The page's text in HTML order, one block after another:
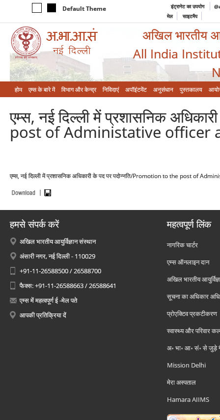
Default Theme इंट्रानेट का उपयोग
मेल
साइटमैप
अखिल भारतीय
All India
होम एम्‍स के बारे में विभाग और केन्‍द्र निविदाएं अपॉइंटमेंट अनुसंधान पुस्तकालय
एम्स, नई दिल्ली में प्रशासनिक
post of Administative officer
एम्स, नई दिल्ली में प्रशासनिक अधिकारी के पद पर पदोन्नति/Promotion to the post of
हमसे संपर्क करें
अखिल भारतीय आयुर्विज्ञान संस्थान
अंसारी नगर, नई दिल्ली - 110029
+91-11-26588500 / 26588700
फैक्स: +91-11-26588663 / 26588641
एम्स में महत्वपूर्ण ई -मेल पते
आपकी प्रतिक्रिया दें
महत्वपूर्ण लिंक
नागरिक चार्टर
एम्स ऑनलाइन दान
अखिल भारतीय
सूचना का अधिकार
प्रोएक्टिव प्रकटीकरण
स्वास्थ्य और परिवार
अ॰ भा॰ आ॰ सं॰ से जुड़े
Mission Delhi
मेरा अस्पताल
Hamara AIIMS